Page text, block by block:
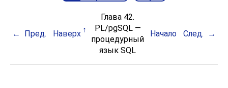
Пред. Наверх
Глава 42.
PL/pgSQL—
процедурный
язык SQL
Начало След.